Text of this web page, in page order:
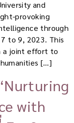
and
provoking
through
to 9, 2023. This
a joint effort to
[…]
with